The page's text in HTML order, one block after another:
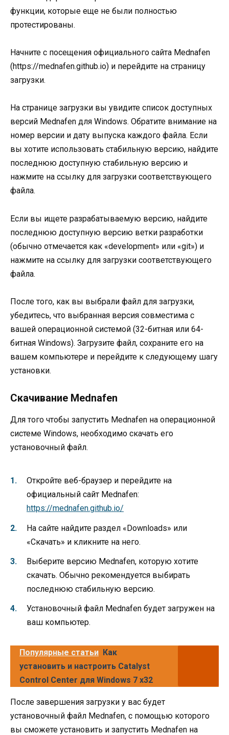
функции, которые еще не были полностью
протестированы.
Начните с посещения официального сайта Mednafen
(https://mednafen.github.io) и перейдите на страницу
загрузки.
На странице загрузки вы увидите список доступных
версий Mednafen для Windows. Обратите внимание на
номер версии и дату выпуска каждого файла. Если
вы хотите использовать стабильную версию, найдите
последнюю доступную стабильную версию и
нажмите на ссылку для загрузки соответствующего
файла.
Если вы ищете разрабатываемую версию, найдите
последнюю доступную версию ветки разработки
(обычно отмечается как «development» или «git») и
нажмите на ссылку для загрузки соответствующего
файла.
После того, как вы выбрали файл для загрузки,
убедитесь, что выбранная версия совместима с
вашей операционной системой (32-битная или 64-
битная Windows). Загрузите файл, сохраните его на
вашем компьютере и перейдите к следующему шагу
установки.
Скачивание Mednafen
Для того чтобы запустить Mednafen на операционной
системе Windows, необходимо скачать его
установочный файл.
Откройте веб-браузер и перейдите на
официальный сайт Mednafen:
https://mednafen.github.io/
На сайте найдите раздел «Downloads» или
«Скачать» и кликните на него.
Выберите версию Mednafen, которую хотите
скачать. Обычно рекомендуется выбирать
последнюю стабильную версию.
Установочный файл Mednafen будет загружен на
ваш компьютер.
Популярные статьи Как
установить и настроить Catalyst
Control Center для Windows 7 x32
После завершения загрузки у вас будет
установочный файл Mednafen, с помощью которого
вы сможете установить и запустить Mednafen на